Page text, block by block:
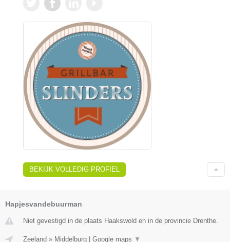
BEKIJK VOLLEDIG PROFIEL
Hapjesvandebuurman
Niet gevestigd in de plaats Haakswold en in de provincie Drenthe.
Zeeland » Middelburg Google maps ▼